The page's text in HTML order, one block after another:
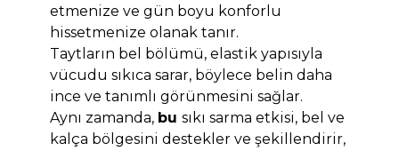
etmenize ve gün boyu konforlu
hissetmenize olanak tanır.
Taytların bel bölümü, elastik yapısıyla
vücudu sıkıca sarar, böylece belin daha
ince ve tanımlı görünmesini sağlar.
Aynı zamanda, bu sıkı sarma etkisi, bel ve
kalça bölgesini destekler ve şekillendirir,